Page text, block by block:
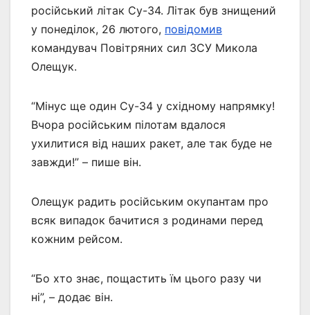
російський літак Су-34. Літак був знищений
у понеділок, 26 лютого, повідомив
командувач Повітряних сил ЗСУ Микола
Олещук.
“Мінус ще один Су-34 у східному напрямку!
Вчора російським пілотам вдалося
ухилитися від наших ракет, але так буде не
завжди!” – пише він.
Олещук радить російським окупантам про
всяк випадок бачитися з родинами перед
кожним рейсом.
“Бо хто знає, пощастить їм цього разу чи
ні”, – додає він.